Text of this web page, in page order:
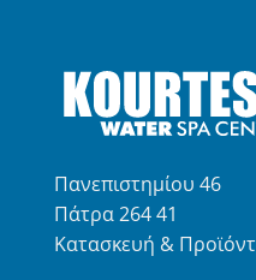
Πανεπιστημίου 46
Πάτρα 264 41
Κατασκευή &